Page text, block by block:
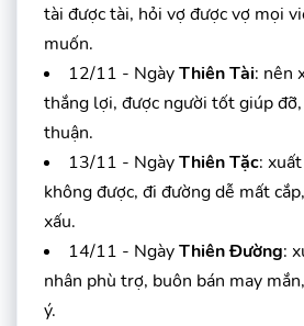
tài được tài, hỏi vợ được vợ mọi
muốn.
12/11 - NgàyThiên Tài: nên
thắng lợi, được người tốt giúp
thuận.
13/11 - NgàyThiên Tặc:
không được, đi đường dễ mất
xấu.
14/11 - NgàyThiên Đường:
nhân phù trợ, buôn bán may
ý.